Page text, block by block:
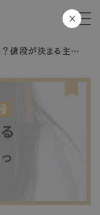
値段が決まる主な理
×